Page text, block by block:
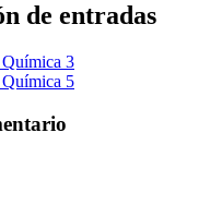
de entradas
3
5